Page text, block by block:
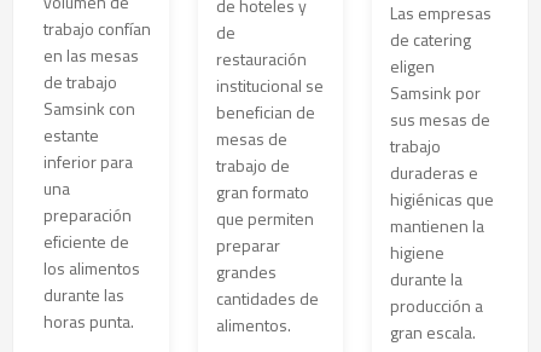
trabajo confían
en las mesas
de trabajo
Samsink con
estante
inferior para
una
preparación
eficiente de
los alimentos
durante las
horas punta.
de hoteles y
de
restauración
institucional se
benefician de
mesas de
trabajo de
gran formato
que permiten
preparar
grandes
cantidades de
alimentos.
Las empresas
de catering
eligen
Samsink por
sus mesas de
trabajo
duraderas e
higiénicas que
mantienen la
higiene
durante la
producción a
gran escala.